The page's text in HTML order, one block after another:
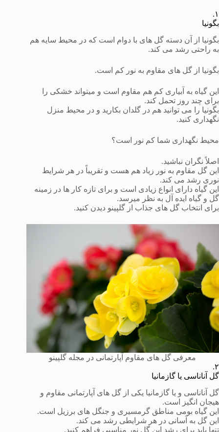
۱.
بگونیا
بگونیا از آن دسته گل های با دوام است که در محیط سایه هم
به راحتی رشد می کند.
بگونیا از گل های مقاوم به نور کم است.
این گیاه به آبیاری کم هم مقاوم است و میتواند خشکی را
برای چند روز تحمل کند.
بگونیا را می توانید هم در گلدان بکارید و در محیط منزل
نگهداری کنید.
محیط نگهداری شما کم نور است؟
اصلاً نگران نباشید.
این گل مقاوم به نور زیاد هم هست و تقریباً در هر شرایط
نوری رشد می کند.
این گیاه دارای انواع زیادی است و برای تازه کار ها در زمینه
گل و گیاه ایده آل به نظر میرسد.
برای انتخاب گل های جذاب از گلپینو دیدن کنید.
معرفی گل های مقاوم آپارتمانی در مجله گلپینو
۲.
گل آناناسی یا گازمانیا
گل آناناسی و یا گازمانیا یکی از گل های آپارتمانی مقاوم و
هیجان انگیز است.
این گیاه بومی مناطق گرمسیری و جنگل های برزیل است.
این گل به آسانی در هر شرایطی رشد می کند.
تنها باید برای رشد این گل نور مناسبی فراهم کنید.